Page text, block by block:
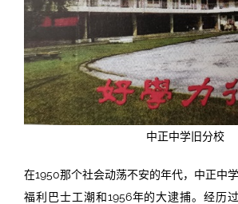
中正中学旧分校
在1950那个社会动荡不安的年代，中正中学
福利巴士工潮和1956年的大逮捕。经历